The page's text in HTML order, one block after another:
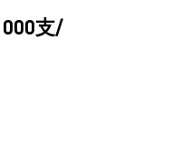
支/